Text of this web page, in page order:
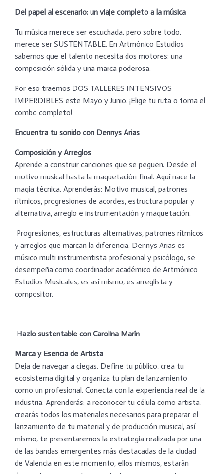
Del papel al escenario: un viaje completo a la música
Tu música merece ser escuchada, pero sobre todo,
merece ser SUSTENTABLE. En Artmónico Estudios
sabemos que el talento necesita dos motores: una
composición sólida y una marca poderosa.
Por eso traemos DOS TALLERES INTENSIVOS
IMPERDIBLES este Mayo y Junio. ¡Elige tu ruta o toma el
combo completo!
Encuentra tu sonido con Dennys Arias
Composición y Arreglos
Aprende a construir canciones que se peguen. Desde el
motivo musical hasta la maquetación final. Aquí nace la
magia técnica. Aprenderás: Motivo musical, patrones
rítmicos, progresiones de acordes, estructura popular y
alternativa, arreglo e instrumentación y maquetación.
Progresiones, estructuras alternativas, patrones rítmicos
y arreglos que marcan la diferencia. Dennys Arias es
músico multi instrumentista profesional y psicólogo, se
desempeña como coordinador académico de Artmónico
Estudios Musicales, es así mismo, es arreglista y
compositor.
Hazlo sustentable con Carolina Marín
Marca y Esencia de Artista
Deja de navegar a ciegas. Define tu público, crea tu
ecosistema digital y organiza tu plan de lanzamiento
como un profesional. Conecta con la experiencia real de la
industria. Aprenderás: a reconocer tu célula como artista,
crearás todos los materiales necesarios para preparar el
lanzamiento de tu material y de producción musical, así
mismo, te presentaremos la estrategia realizada por una
de las bandas emergentes más destacadas de la ciudad
de Valencia en este momento, ellos mismos, estarán